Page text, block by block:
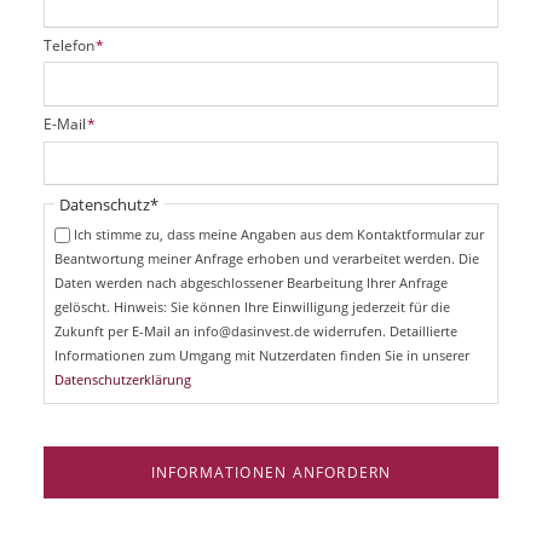
P
f
i
c
t
f
Telefon*
P
f
i
E-Mail*
Pflichtfeld
Datenschutz*
Ich stimme zu, dass meine Angaben aus dem Kontaktformular zur
Beantwortung meiner Anfrage erhoben und verarbeitet werden. Die
Daten werden nach abgeschlossener Bearbeitung Ihrer Anfrage
gelöscht. Hinweis: Sie können Ihre Einwilligung jederzeit für die
Zukunft per E-Mail an info@dasinvest.de widerrufen. Detaillierte
Informationen zum Umgang mit Nutzerdaten finden Sie in unserer
Datenschutzerklärung
INFORMATIONEN ANFORDERN